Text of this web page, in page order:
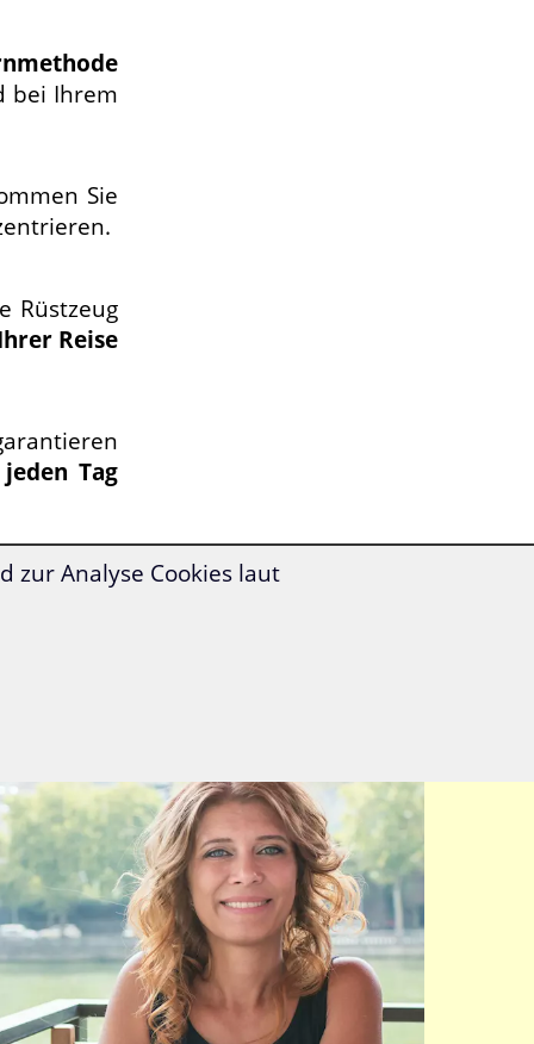
bei Ihrem
Sie
Rüstzeug
Reise
Tag
zur Analyse Cookies laut